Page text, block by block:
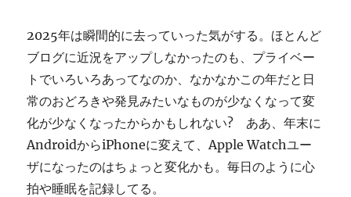
2025年は瞬間的に去っていった気がする。ほとんど
ブログに近況をアップしなかったのも、プライベー
トでいろいろあってなのか、なかなかこの年だと日
常のおどろきや発見みたいなものが少なくなって変
化が少なくなったからかもしれない? ああ、年末に
AndroidからiPhoneに変えて、Apple Watchユー
ザになったのはちょっと変化かも。毎日のように心
拍や睡眠を記録してる。